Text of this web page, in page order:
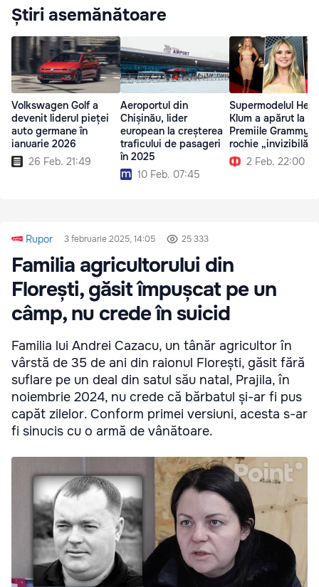
Știri asemănătoare
Volkswagen Golf a
devenit liderul pieței
auto germane în
ianuarie 2026
26 Feb. 21:49
Aeroportul din
Chișinău, lider
european la creșterea
traficului de pasageri
în 2025
10 Feb. 07:45
Supermodelul
Klum a apărut la
Premiile Grammy
rochie „invizibilă”
2 Feb. 22:00
Rupor 3 februarie 2025, 14:05 25 333
Familia agricultorului din
Florești, găsit împușcat pe un
câmp, nu crede în suicid
Familia lui Andrei Cazacu, un tânăr agricultor în
vârstă de 35 de ani din raionul Florești, găsit fără
suflare pe un deal din satul său natal, Prajila, în
noiembrie 2024, nu crede că bărbatul și-ar fi pus
capăt zilelor. Conform primei versiuni, acesta s-ar
fi sinucis cu o armă de vânătoare.